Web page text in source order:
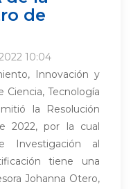
de
10:04
Innovación y
Tecnología
la Resolución
2022, por la cual
Investigación al
tiene una
Johanna Otero,